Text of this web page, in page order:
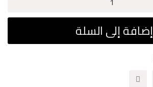
إضافة إلى السلة